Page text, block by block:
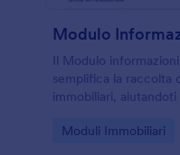
Il Modulo
semplifica la raccolta
immobiliari,
Jotform.
Go to Category:
Moduli Immobiliari